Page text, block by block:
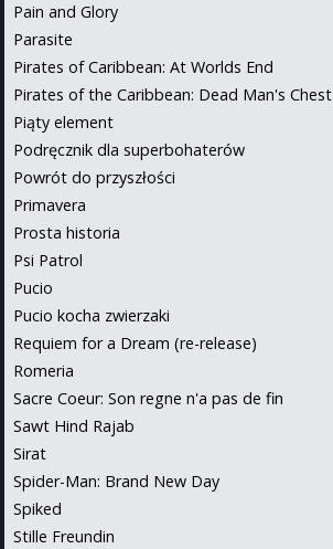
Pain and Glory
Parasite
Pirates of Caribbean: At Worlds End
Pirates of the Caribbean: Dead Man's Chest
Piąty element
Podręcznik dla superbohaterów
Powrót do przyszłości
Primavera
Prosta historia
Psi Patrol
Pucio
Pucio kocha zwierzaki
Requiem for a Dream (re-release)
Romeria
Sacre Coeur: Son regne n'a pas de fin
Sawt Hind Rajab
Sirat
Spider-Man: Brand New Day
Spiked
Stille Freundin